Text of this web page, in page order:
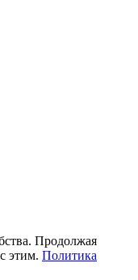
Продолжая
этим. Политика